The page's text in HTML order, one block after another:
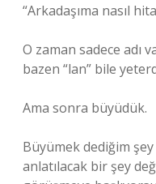
“Arkadaşıma nasıl
O zaman sadece adı
bazen “lan” bile
Ama sonra büyüdük.
Büyümek dediğim
anlatılacak bir şey